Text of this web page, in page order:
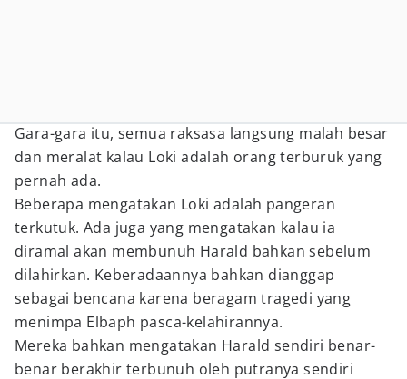
Gara-gara itu, semua raksasa langsung malah besar
dan meralat kalau Loki adalah orang terburuk yang
pernah ada.
Beberapa mengatakan Loki adalah pangeran
terkutuk. Ada juga yang mengatakan kalau ia
diramal akan membunuh Harald bahkan sebelum
dilahirkan. Keberadaannya bahkan dianggap
sebagai bencana karena beragam tragedi yang
menimpa Elbaph pasca-kelahirannya.
Mereka bahkan mengatakan Harald sendiri benar-
benar berakhir terbunuh oleh putranya sendiri